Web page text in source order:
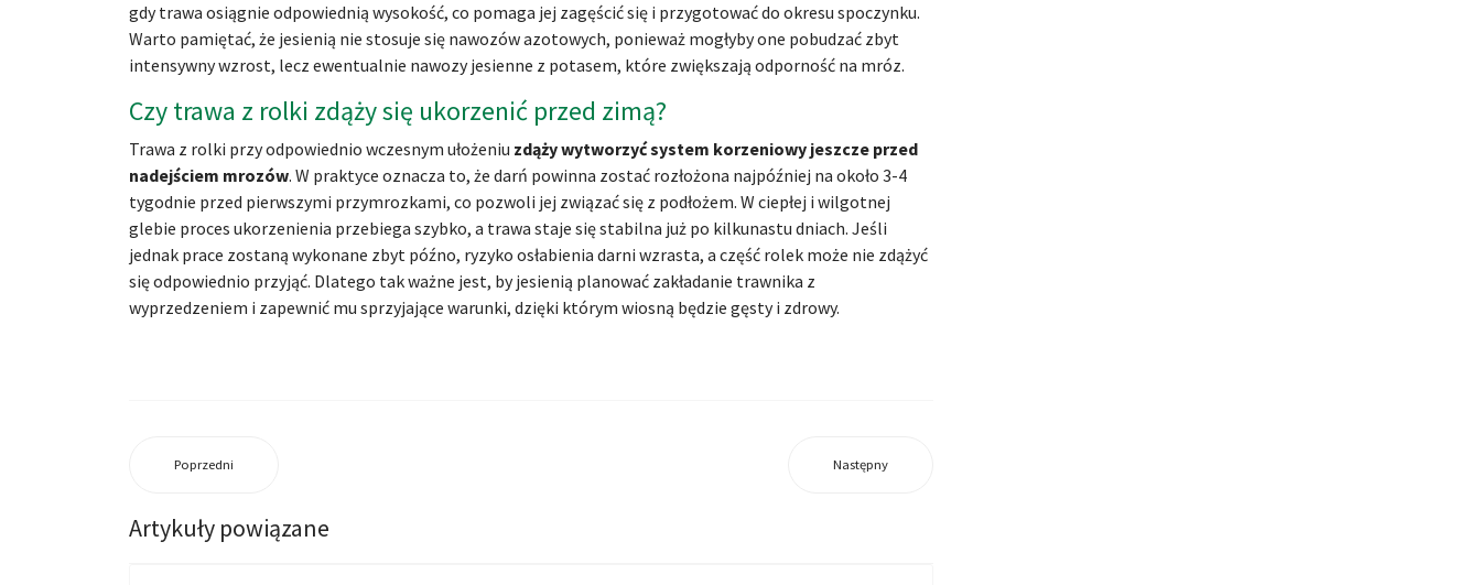
gdy trawa osiągnie odpowiednią wysokość, co pomaga jej zagęścić się i przygotować do okresu spoczynku.
Warto pamiętać, że jesienią nie stosuje się nawozów azotowych, ponieważ mogłyby one pobudzać zbyt
intensywny wzrost, lecz ewentualnie nawozy jesienne z potasem, które zwiększają odporność na mróz.
Czy trawa z rolki zdąży się ukorzenić przed zimą?
Trawa z rolki przy odpowiednio wczesnym ułożeniu zdąży wytworzyć system korzeniowy jeszcze przed
nadejściem mrozów. W praktyce oznacza to, że darń powinna zostać rozłożona najpóźniej na około 3-4
tygodnie przed pierwszymi przymrozkami, co pozwoli jej związać się z podłożem. W ciepłej i wilgotnej
glebie proces ukorzenienia przebiega szybko, a trawa staje się stabilna już po kilkunastu dniach. Jeśli
jednak prace zostaną wykonane zbyt późno, ryzyko osłabienia darni wzrasta, a część rolek może nie zdążyć
się odpowiednio przyjąć. Dlatego tak ważne jest, by jesienią planować zakładanie trawnika z
wyprzedzeniem i zapewnić mu sprzyjające warunki, dzięki którym wiosną będzie gęsty i zdrowy.
Poprzedni Następny
Artykuły powiązane